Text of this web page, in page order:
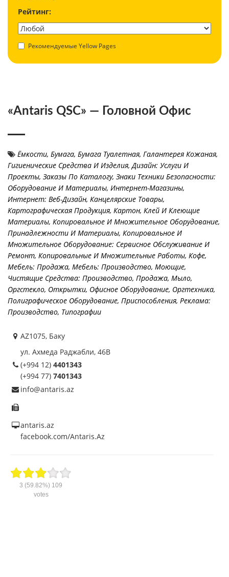
Рейтинг:
Рекомендуемые Yellow Pages
«Antaris QSC» — Головной Офис
Ёмкости, Бумага, Бумага Туалетная, Галантерея Кожаная,
Гигиенические Средства И Изделия, Дизайн: Услуги И
Проекты, Заказы По Каталогу, Знаки Техники Безопасности:
Оборудование И Материалы, Интернет-Магазины,
Интернет: Веб-Дизайн, Канцелярские Товары,
Картографическая Продукция, Картон, Клей И Клеющие
Материалы, Копировальное И Множительное Оборудование,
Принадлежности И Материалы, Копировальное И
Множительное Оборудование: Сервисное Обслуживание И
Ремонт, Копировальные И Множительные Работы, Кофе,
Мебель: Продажа, Мебель: Производство, Моющие,
Чистящие Средства: Производство, Продажа, Мыло,
Оргстекло, Открытки, Офисное Оборудование, Оргтехника,
Полиграфическое Оборудование, Приспособления, Реклама:
Производство, Типографии
AZ1075, Баку
ул. Ахмеда Раджабли, 46B
(+994 12) 4401343
(+994 77) 7401343
info@antaris.az
antaris.az
facebook.com/Antaris.Az
3 (59.82%) 109
votes